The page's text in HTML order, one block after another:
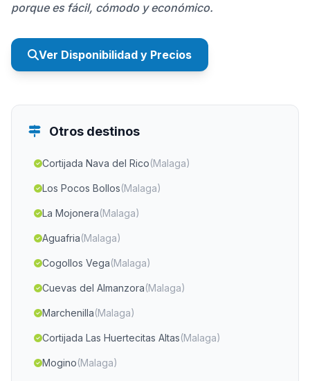
porque es fácil, cómodo y económico.
Ver Disponibilidad y Precios
Otros destinos
Cortijada Nava del Rico(Malaga)
Los Pocos Bollos(Malaga)
La Mojonera(Malaga)
Aguafria(Malaga)
Cogollos Vega(Malaga)
Cuevas del Almanzora(Malaga)
Marchenilla(Malaga)
Cortijada Las Huertecitas Altas(Malaga)
Mogino(Malaga)